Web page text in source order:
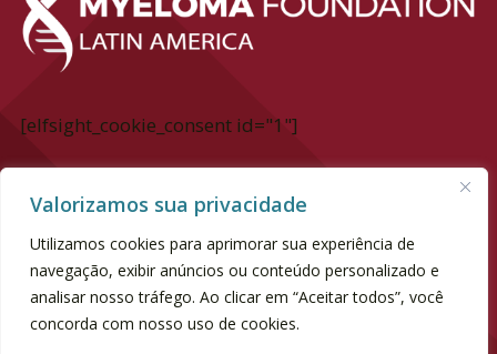
Valorizamos sua privacidade
Utilizamos cookies para aprimorar sua experiência de
navegação, exibir anúncios ou conteúdo personalizado e
analisar nosso tráfego. Ao clicar em “Aceitar todos”, você
concorda com nosso uso de cookies.
[elfsight_cookie_consent id="1"]
International Myeloma Foundation Latin
Av. Dr. chucri Zaidan, 940 - 6° andar
Market Place Tower II | Vila Cordeiro
SP | CEP 04583-110